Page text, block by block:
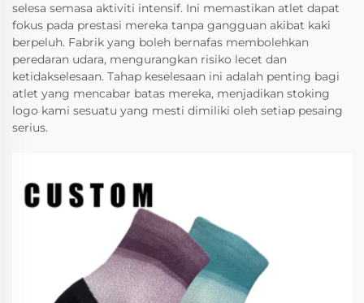
selesa semasa aktiviti intensif. Ini memastikan atlet dapat
fokus pada prestasi mereka tanpa gangguan akibat kaki
berpeluh. Fabrik yang boleh bernafas membolehkan
peredaran udara, mengurangkan risiko lecet dan
ketidakselesaan. Tahap keselesaan ini adalah penting bagi
atlet yang mencabar batas mereka, menjadikan stoking
logo kami sesuatu yang mesti dimiliki oleh setiap pesaing
serius.